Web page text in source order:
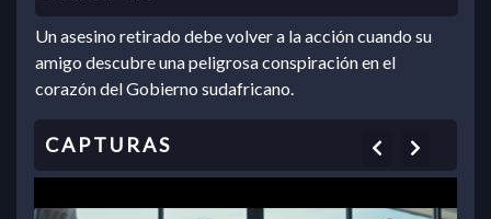
Un asesino retirado debe volver a la acción cuando su
amigo descubre una peligrosa conspiración en el
corazón del Gobierno sudafricano.
Previous